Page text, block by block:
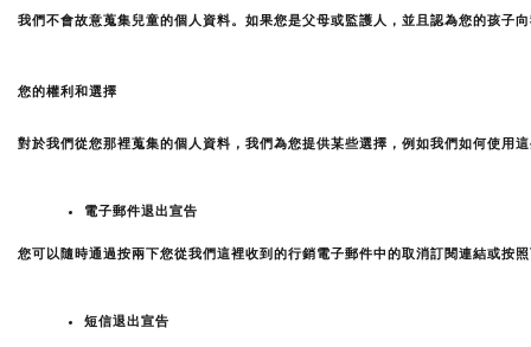
我們不會故意蒐集兒童的個人資料。如果您是父母或監護人，並且認為您的孩子
您的權利和選擇
對於我們從您那裡蒐集的個人資料，我們為您提供某些選擇，例如我們如何使用
電子郵件退出宣告
您可以隨時通過按兩下您從我們這裡收到的行銷電子郵件中的取消訂閱連結或按
短信退出宣告